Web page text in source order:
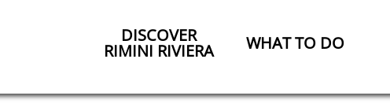
DISCOVER
RIMINI RIVIERA WHAT TO DO